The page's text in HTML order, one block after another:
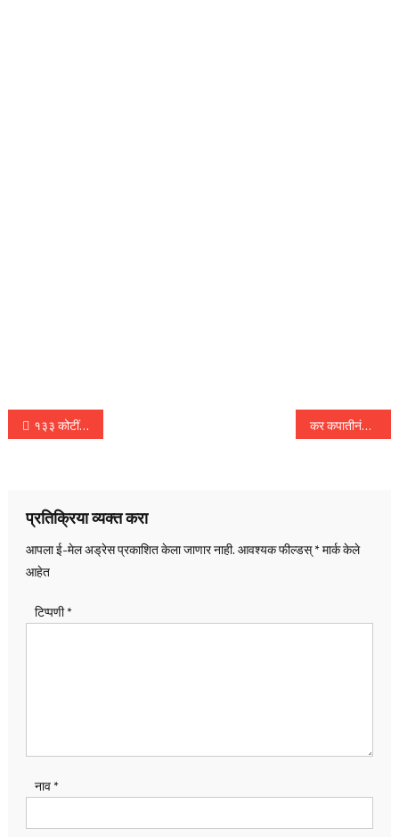
पोस्टचे
१३३ कोटींच्या बनावट खरेदी बिलांचा वापर करुन इनपुट टॅक्स क्रेडिट घेण्यासंदर्भात दोघांना अटक कर कपातीनंतर काय आहेत मुंबई, दिल्लीत पेट्रोल, डिझेलचे दर? जाणून घ्या आजचे दर…
प्रतिक्रिया व्यक्त करा
आपला ई-मेल अड्रेस प्रकाशित केला जाणार नाही.आवश्यक फील्डस्*मार्क केले
आहेत
टिप्पणी*
नाव*